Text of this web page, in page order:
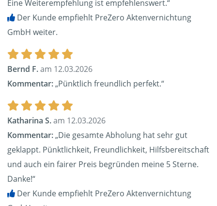
Eine Weiterempfehlung ist empfehlenswert.“
Der Kunde empfiehlt PreZero Aktenvernichtung
GmbH weiter.
Bernd F.am 12.03.2026
Kommentar:„Pünktlich freundlich perfekt.“
Katharina S.am 12.03.2026
Kommentar:„Die gesamte Abholung hat sehr gut
geklappt. Pünktlichkeit, Freundlichkeit, Hilfsbereitschaft
und auch ein fairer Preis begründen meine 5 Sterne.
Danke!“
Der Kunde empfiehlt PreZero Aktenvernichtung